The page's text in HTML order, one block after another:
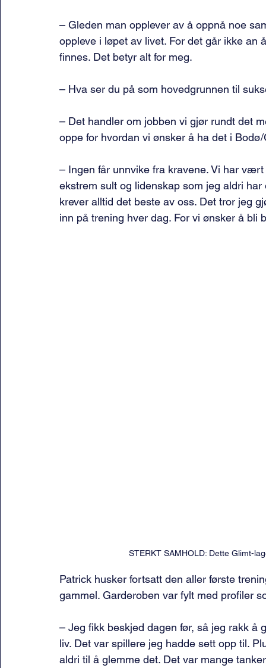
– Gleden man opplever av å oppnå noe
oppleve i løpet av livet. For det går ikke
finnes. Det betyr alt for meg.
– Hva ser du på som hovedgrunnen til
– Det handler om jobben vi gjør rundt det
oppe for hvordan vi ønsker å ha det i
– Ingen får unnvike fra kravene. Vi har
ekstrem sult og lidenskap som jeg aldri
krever alltid det beste av oss. Det tror jeg
inn på trening hver dag. For vi ønsker å bli
STERKT SAMHOLD: Dette Glimt-
Patrick husker fortsatt den aller første
gammel. Garderoben var fylt med profiler
– Jeg fikk beskjed dagen før, så jeg rakk
liv. Det var spillere jeg hadde sett opp til.
aldri til å glemme det. Det var mange